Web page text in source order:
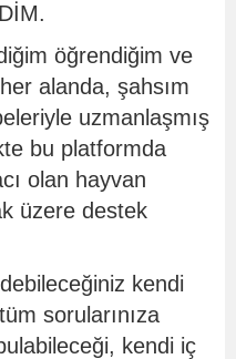
öğrendiğim ve
alanda, şahsım
uzmanlaşmış
bu platformda
olan hayvan
üzere destek
kendi
sorularınıza
kendi iç